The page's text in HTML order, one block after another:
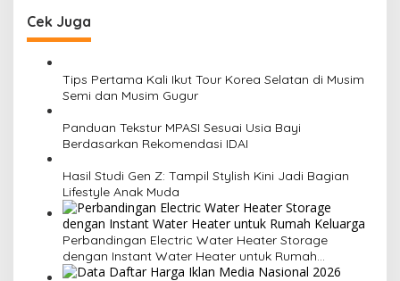
Cek Juga
Tips Pertama Kali Ikut Tour Korea Selatan di Musim
Semi dan Musim Gugur
Panduan Tekstur MPASI Sesuai Usia Bayi
Berdasarkan Rekomendasi IDAI
Hasil Studi Gen Z: Tampil Stylish Kini Jadi Bagian
Lifestyle Anak Muda
Perbandingan Electric Water Heater Storage
dengan Instant Water Heater untuk Rumah
Keluarga